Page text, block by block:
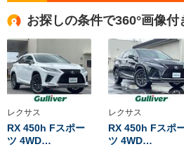
お探しの条件で360°画像付
レクサス
RX 450h Fスポー
ツ 4WD…
レクサス
RX 450h Fスポ
ツ 4WD…